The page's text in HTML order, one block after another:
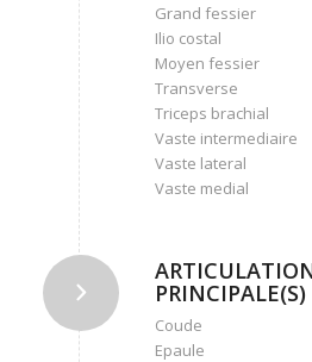
Grand fessier
Ilio costal
Moyen fessier
Transverse
Triceps brachial
Vaste intermediaire
Vaste lateral
Vaste medial
Coude
Epaule